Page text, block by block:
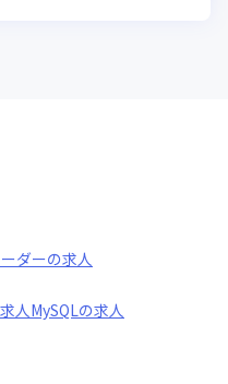
ダーの求人
人MySQLの求人